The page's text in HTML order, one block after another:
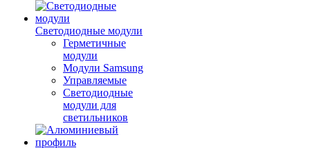
Светодиодные модули
Герметичные
модули
Модули Samsung
Управляемые
Светодиодные
модули для
светильников